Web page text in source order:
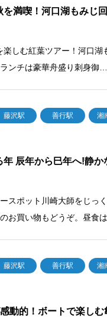
を満喫！河口湖もみじ
楽しむ紅葉ツアー！河口
ンチは豪華舟盛り刺身御…
藤沢駅 善行駅 湘
年 辰年から巳年へ!静か
スポット川崎大師をじっ
お買い物もどうぞ。昼食
藤沢駅 善行駅 湘
動的！ボートで楽し